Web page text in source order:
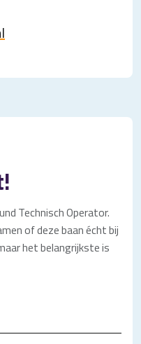
Technisch Operator.
of deze baan écht bij
het belangrijkste is